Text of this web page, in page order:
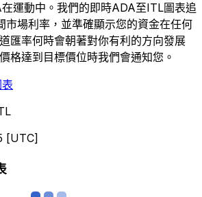
運動中。我們的即時ADA至ITL圖表追
市場利率，並準確顯示您的資金在任何
匯率何時會朝著對你有利的方向發展
格達到目標價位時我們會通知您。
[UTC]